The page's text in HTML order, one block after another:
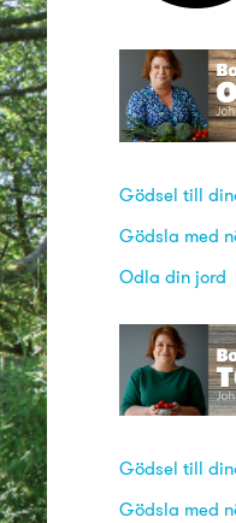
Gödsel till
Gödsla med
Odla din jord
Gödsel till
Gödsla med